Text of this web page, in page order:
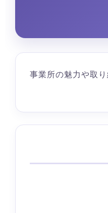
事業所の魅力や取